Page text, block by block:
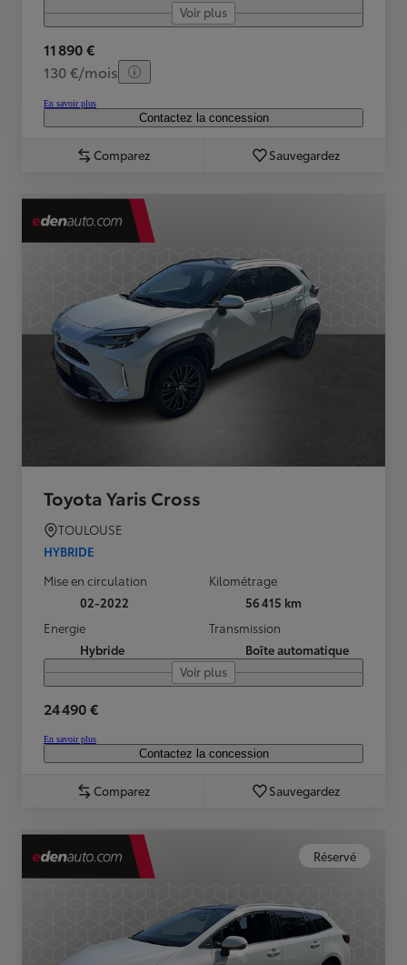
Voir plus
11 890 €
130 €/mois
En savoir plus
Contactez la concession
Comparez Sauvegardez
Toyota Yaris Cross
TOULOUSE
HYBRIDE
Mise en circulation
02-2022
Kilométrage
56 415 km
Energie
Hybride
Transmission
Boîte automatique
Voir plus
24 490 €
En savoir plus
Contactez la concession
Comparez Sauvegardez
Réservé